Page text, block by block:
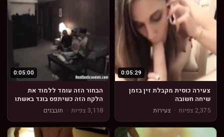
0:05:29
צעירה כוסית מקבלת זין בזמן
שיחה חשובה
2,375 צפיות
· צעירות
0:05:00
הבחור הזה עומד ללמוד את
הלקח הזה כשיתפס בוגד באשתו
ההרה
3,118 צפיות · חובבנים